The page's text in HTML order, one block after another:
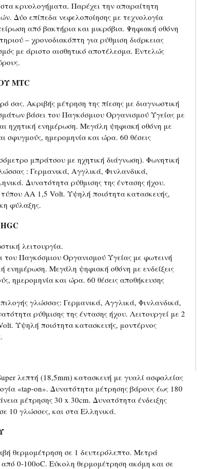
κρυολογήματα. Παρέχει την απαραίτητη
Δύο επίπεδα νεφελοποίησης με τεχνολογία
από βακτήρια και μικρόβια. Ψηφιακή οθόνη
– χρονοδιακόπτη για ρύθμιση διάρκειας
με άριστο αισθητικό αποτέλεσμα. Εντελώς
MTC
σας. Ακριβής μέτρηση της πίεσης με διαγνωστική
βάσει του Παγκόσμιου Οργανισμού Υγείας με
ηχητική ενημέρωση. Μεγάλη ψηφιακή οθόνη με
σφυγμούς, ημερομηνία και ώρα. 60 θέσεις
μπράτσου με ηχητική διάγνωση). Φωνητική
: Γερμανικά, Αγγλικά, Φινλανδικά,
Δυνατότητα ρύθμισης της έντασης ήχου.
τύπου ΑΑ 1,5 Volt. Υψηλή ποιότητα κατασκευής,
φύλαξης.
λειτουργία.
Παγκόσμιου Οργανισμού Υγείας με φωτεινή
ενημέρωση. Μεγάλη ψηφιακή οθόνη με ενδείξεις
ημερομηνία και ώρα. 60 θέσεις αποθήκευσης
γλώσσας: Γερμανικά, Αγγλικά, Φινλανδικά,
ρύθμισης της έντασης ήχου. Λειτουργεί με 2
Υψηλή ποιότητα κατασκευής, μοντέρνος
λεπτή (18,5mm) κατασκευή με γυαλί ασφαλείας
«tap-on». Δυνατότητα μέτρησης βάρους έως 180
μέτρησης 30 x 30cm. Δυνατότητα ένδειξης
10 γλώσσες, και στα Ελληνικά.
θερμομέτρηση σε 1 δευτερόλεπτο. Μετρά
0-100οC. Εύκολη θερμομέτρηση ακόμη και σε